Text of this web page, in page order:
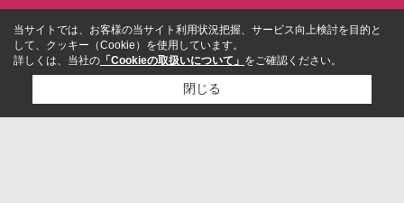
当サイトでは、お客様の当サイト利用状況把握、サービス向上検討を目的と
して、クッキー（Cookie）を使用しています。
詳しくは、当社の 「Cookieの取扱いについて」 をご確認ください。
閉じる